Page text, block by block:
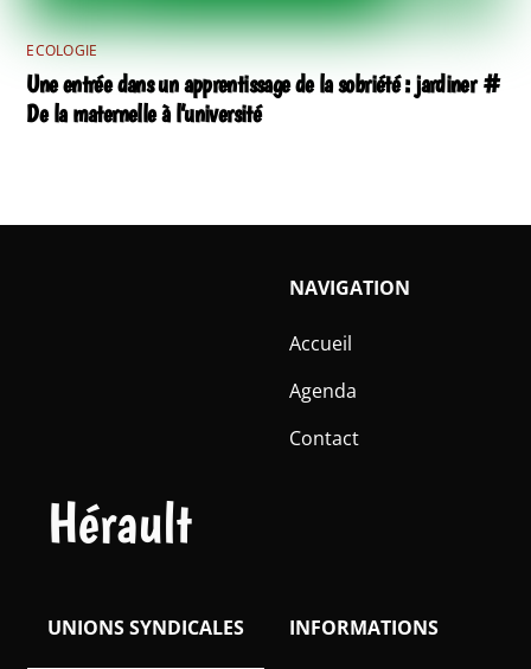
ECOLOGIE
Une entrée dans un apprentissage de la sobriété : jardiner #
De la maternelle à l’université
Hérault
NAVIGATION
Accueil
Agenda
Contact
INFORMATIONS
UNIONS SYNDICALES